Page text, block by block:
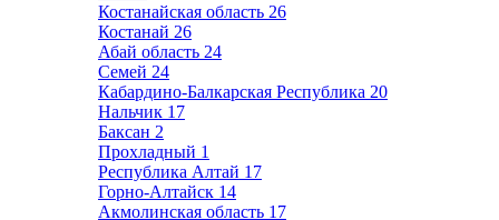
Костанайская область 26
Костанай 26
Абай область 24
Семей 24
Кабардино-Балкарская Республика 20
Нальчик 17
Баксан 2
Прохладный 1
Республика Алтай 17
Горно-Алтайск 14
Акмолинская область 17